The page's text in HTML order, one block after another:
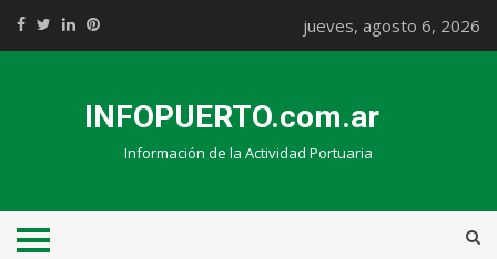
jueves, agosto 6, 2026
INFOPUERTO.com.ar
Información de la Actividad Portuaria